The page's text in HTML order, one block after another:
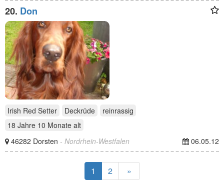
20. Don
Irish Red Setter Deckrüde
reinrassig
18 Jahre 10 Monate alt
46282 Dorsten - Nordrhein-Westfalen 06.05.12
1 2 »